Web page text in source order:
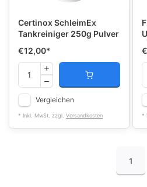
Certinox SchleimEx
Tankreiniger 250g Pulver
€12,00*
Vergleichen
* Inkl. MwSt. zzgl. Versandkosten *
1